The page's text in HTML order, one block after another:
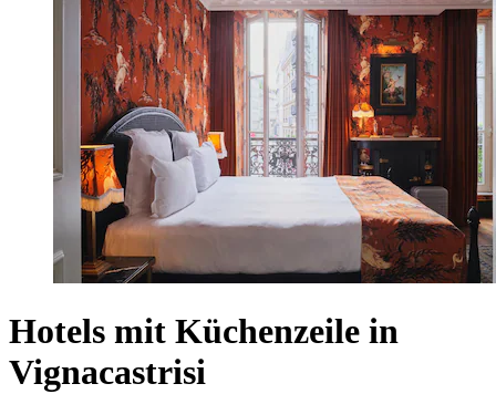
Hotels mit Küchenzeile in
Vignacastrisi